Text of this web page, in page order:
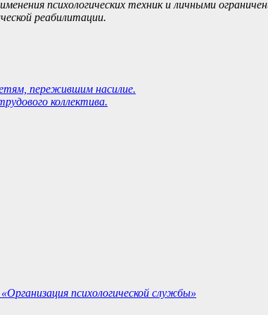
психологических техник и личными
реабилитации.
пережившим насилие.
коллектива.
психологической службы»